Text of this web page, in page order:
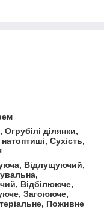
Огрубілі ділянки,
натоптиші, Сухість,
Відлущуючий,
Відбілююче,
Загоююче,
Поживне